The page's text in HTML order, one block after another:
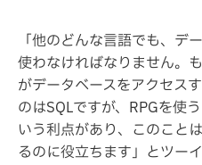
「他のどんな言語でも、デ
使わなければなりません。
がデータベースをアクセス
のはSQLですが、RPGを使
いう利点があり、このこと
るのに役立ちます」とツー